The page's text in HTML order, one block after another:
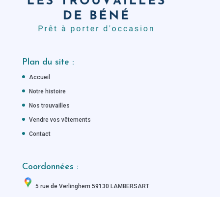
Plan du site :
Accueil
Notre histoire
Nos trouvailles
Vendre vos vêtements
Contact
Coordonnées :
5 rue de Verlinghem 59130 LAMBERSART